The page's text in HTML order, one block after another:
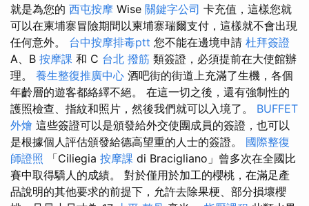
就是為您的 西屯按摩 Wise 關鍵字公司 卡充值，這樣您就
可以在柬埔寨冒險期間以柬埔寨瑞爾支付，這樣就不會出現
任何意外。 台中按摩排毒ptt 您不能在邊境申請 杜拜簽證
A、B 按摩課 和 C 台北 撥筋 類簽證，必須提前在大使館辦
理。 養生整復推廣中心 酒吧街的街道上充滿了生機，各個
年齡層的遊客都絡繹不絕。 在這一切之後，還有強制性的
護照檢查、指紋和照片，然後我們就可以入境了。 BUFFET
外燴 這些簽證可以是頒發給外交使團成員的簽證，也可以
是根據個人評估頒發給德高望重的人士的簽證。 國際整復
師證照 「Ciliegia 按摩課 di Bracigliano」曾多次在全國比
賽中取得驕人的成績。 對於僅用於加工的櫻桃，在滿足產
品說明的其他要求的前提下，允許去除果梗、部分損壞櫻